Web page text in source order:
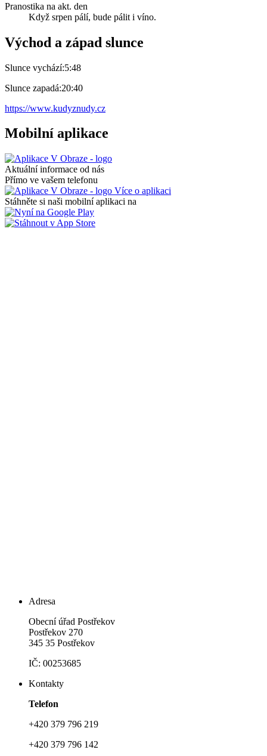
Pranostika na akt. den
Když srpen pálí, bude pálit i víno.
Východ a západ slunce
Slunce vychází:5:48
Slunce zapadá:20:40
https://www.kudyznudy.cz
Mobilní aplikace
Aktuální informace od nás
Přímo ve vašem telefonu
Více o aplikaci
Stáhněte si naši mobilní aplikaci na
Adresa
Obecní úřad Postřekov
Postřekov 270
345 35 Postřekov
IČ: 00253685
Kontakty
Telefon
+420 379 796 219
+420 379 796 142